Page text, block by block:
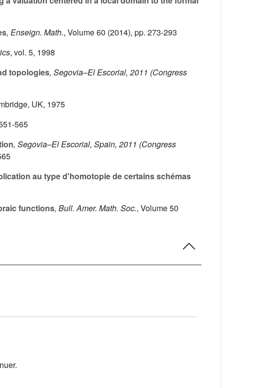
, Enseign. Math., Volume 60 (2014), pp. 273-293
, vol. 5, 1998
topologies, Segovia–El Escorial, 2011 (Congress
UK, 1975
565
, Segovia–El Escorial, Spain, 2011 (Congress
au type d'homotopie de certains schémas
functions, Bull. Amer. Math. Soc., Volume 50